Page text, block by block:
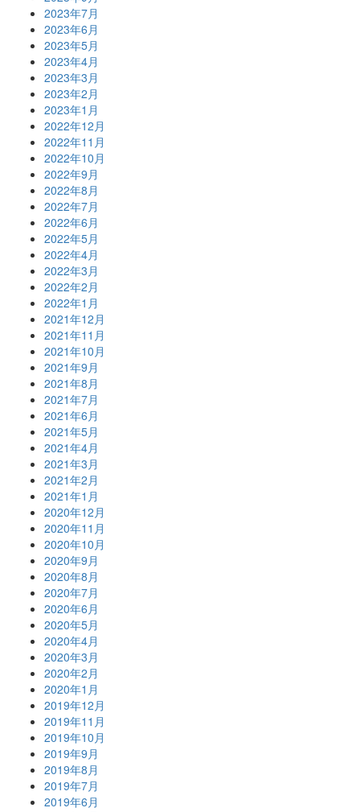
2023年7月
2023年6月
2023年5月
2023年4月
2023年3月
2023年2月
2023年1月
2022年12月
2022年11月
2022年10月
2022年9月
2022年8月
2022年7月
2022年6月
2022年5月
2022年4月
2022年3月
2022年2月
2022年1月
2021年12月
2021年11月
2021年10月
2021年9月
2021年8月
2021年7月
2021年6月
2021年5月
2021年4月
2021年3月
2021年2月
2021年1月
2020年12月
2020年11月
2020年10月
2020年9月
2020年8月
2020年7月
2020年6月
2020年5月
2020年4月
2020年3月
2020年2月
2020年1月
2019年12月
2019年11月
2019年10月
2019年9月
2019年8月
2019年7月
2019年6月